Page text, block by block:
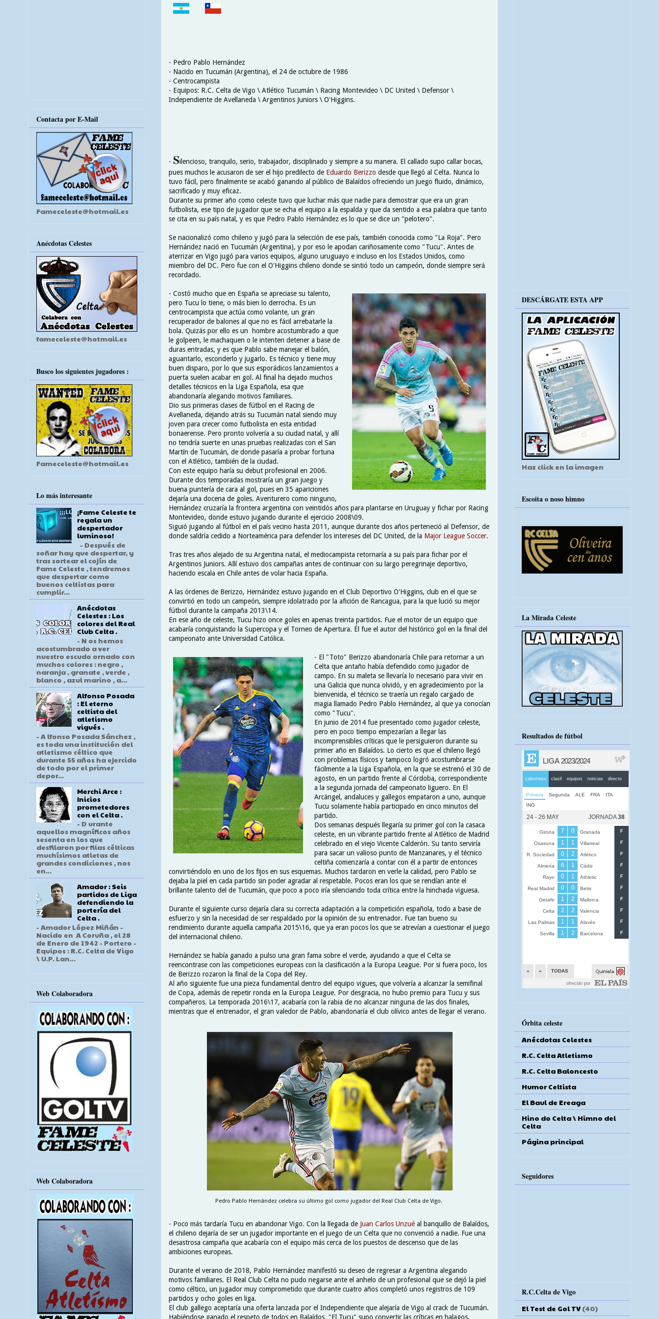
- Pedro Pablo Hernández
- Nacido en Tucumán (Argentina), el 24 de octubre de 1986
- Centrocampista
- Equipos: R.C. Celta de Vigo \ Atlético Tucumán \ Racing Montevideo \ DC United \ Defensor \
Independiente de Avellaneda \ Argentinos Juniors \ O'Higgins.
- Silencioso, tranquilo, serio, trabajador, disciplinado y siempre a su manera. El callado supo callar bocas,
pues muchos le acusaron de ser el hijo predilecto de Eduardo Berizzo desde que llegó al Celta. Nunca lo
tuvo fácil, pero finalmente se acabó ganando al público de Balaídos ofreciendo un juego fluido, dinámico,
sacrificado y muy eficaz.
Durante su primer año como celeste tuvo que luchar más que nadie para demostrar que era un gran
futbolista, ese tipo de jugador que se echa el equipo a la espalda y que da sentido a esa palabra que tanto
se cita en su país natal, y es que Pedro Pablo Hernández es lo que se dice un "pelotero".
Se nacionalizó como chileno y jugó para la selección de ese país, también conocida como "La Roja". Pero
Hernández nació en Tucumán (Argentina), y por eso le apodan cariñosamente como "Tucu". Antes de
aterrizar en Vigo jugó para varios equipos, alguno uruguayo e incluso en los Estados Unidos, como
miembro del DC. Pero fue con el O'Higgins chileno donde se sintió todo un campeón, donde siempre será
recordado.
- Costó mucho que en España se apreciase su talento,
pero Tucu lo tiene, o más bien lo derrocha. Es un
centrocampista que actúa como volante, un gran
recuperador de balones al que no es fácil arrebatarle la
bola. Quizás por ello es un hombre acostumbrado a que
le golpeen, le machaquen o le intenten detener a base de
duras entradas, y es que Pablo sabe manejar el balón,
aguantarlo, esconderlo y jugarlo. Es técnico y tiene muy
buen disparo, por lo que sus esporádicos lanzamientos a
puerta suelen acabar en gol. Al final ha dejado muchos
detalles técnicos en la Liga Española, esa que
abandonaría alegando motivos familiares.
Dio sus primeras clases de fútbol en el Racing de
Avellaneda, dejando atrás su Tucumán natal siendo muy
joven para crecer como futbolista en esta entidad
bonaerense. Pero pronto volvería a su ciudad natal, y allí
no tendría suerte en unas pruebas realizadas con el San
Martín de Tucumán, de donde pasaría a probar fortuna
con el Atlético, también de la ciudad.
Con este equipo haría su debut profesional en 2006.
Durante dos temporadas mostraría un gran juego y
buena puntería de cara al gol, pues en 35 apariciones
dejaría una docena de goles. Aventurero como ninguno,
Hernández cruzaría la frontera argentina con veintidós años para plantarse en Uruguay y fichar por Racing
Montevideo, donde estuvo jugando durante el ejercicio 2008\09.
Siguió jugando al fútbol en el país vecino hasta 2011, aunque durante dos años perteneció al Defensor, de
donde saldría cedido a Norteamérica para defender los intereses del DC United, de la Major League Soccer.
Tras tres años alejado de su Argentina natal, el mediocampista retornaría a su país para fichar por el
Argentinos Juniors. Allí estuvo dos campañas antes de continuar con su largo peregrinaje deportivo,
haciendo escala en Chile antes de volar hacia España.
A las órdenes de Berizzo, Hernández estuvo jugando en el Club Deportivo O'Higgins, club en el que se
convirtió en todo un campeón, siempre idolatrado por la afición de Rancagua, para la que lució su mejor
fútbol durante la campaña 2013\14.
En ese año de celeste, Tucu hizo once goles en apenas treinta partidos. Fue el motor de un equipo que
acabaría conquistando la Supercopa y el Torneo de Apertura. Él fue el autor del histórico gol en la final del
campeonato ante Universidad Católica.
- El "Toto" Berizzo abandonaría Chile para retornar a un
Celta que antaño había defendido como jugador de
campo. En su maleta se llevaría lo necesario para vivir en
una Galicia que nunca olvidó, y en agradecimiento por la
bienvenida, el técnico se traería un regalo cargado de
magia llamado Pedro Pablo Hernández, al que ya conocían
como "Tucu".
En junio de 2014 fue presentado como jugador celeste,
pero en poco tiempo empezarían a llegar las
incomprensibles críticas que le persiguieron durante su
primer año en Balaídos. Lo cierto es que el chileno llegó
con problemas físicos y tampoco logró acostumbrarse
fácilmente a la Liga Española, en la que se estrenó el 30 de
agosto, en un partido frente al Córdoba, correspondiente
a la segunda jornada del campeonato liguero. En El
Arcángel, andaluces y gallegos empataron a uno, aunque
Tucu solamente había participado en cinco minutos del
partido.
Dos semanas después llegaría su primer gol con la casaca
celeste, en un vibrante partido frente al Atlético de Madrid
celebrado en el viejo Vicente Calderón. Su tanto serviría
para sacar un valioso punto de Manzanares, y el técnico
celtiña comenzaría a contar con él a partir de entonces
convirtiéndolo en uno de los fijos en sus esquemas. Muchos tardaron en verle la calidad, pero Pablo se
dejaba la piel en cada partido sin poder agradar al respetable. Pocos eran los que se rendían ante el
brillante talento del de Tucumán, que poco a poco iría silenciando toda crítica entre la hinchada viguesa.
Durante el siguiente curso dejaría clara su correcta adaptación a la competición española, todo a base de
esfuerzo y sin la necesidad de ser respaldado por la opinión de su entrenador. Fue tan bueno su
rendimiento durante aquella campaña 2015\16, que ya eran pocos los que se atrevían a cuestionar el juego
del internacional chileno.
Hernández se había ganado a pulso una gran fama sobre el verde, ayudando a que el Celta se
reencontrase con las competiciones europeas con la clasificación a la Europa League. Por si fuera poco, los
de Berizzo rozaron la final de la Copa del Rey.
Al año siguiente fue una pieza fundamental dentro del equipo vigues, que volvería a alcanzar la semifinal
de Copa, además de repetir ronda en la Europa League. Por desgracia, no hubo premio para Tucu y sus
compañeros. La temporada 2016\17, acabaría con la rabia de no alcanzar ninguna de las dos finales,
mientras que el entrenador, el gran valedor de Pablo, abandonaría el club olívico antes de llegar el verano.
Pedro Pablo Hernández celebra su último gol como jugador del Real Club Celta de Vigo.
- Poco más tardaría Tucu en abandonar Vigo. Con la llegada de Juan Carlos Unzué al banquillo de Balaídos,
el chileno dejaría de ser un jugador importante en el juego de un Celta que no convenció a nadie. Fue una
desastrosa campaña que acabaría con el equipo más cerca de los puestos de descenso que de las
ambiciones europeas.
Durante el verano de 2018, Pablo Hernández manifestó su deseo de regresar a Argentina alegando
motivos familiares. El Real Club Celta no pudo negarse ante el anhelo de un profesional que se dejó la piel
como céltico, un jugador muy comprometido que durante cuatro años completó unos registros de 109
partidos y ocho goles en liga.
El club gallego aceptaría una oferta lanzada por el Independiente que alejaría de Vigo al crack de Tucumán.
Habiéndose ganado el respeto de todos en Balaídos, "El Tucu" supo convertir las críticas en halagos.
Contacta por E-Mail
Fameceleste@hotmail.es
Anécdotas Celestes
fameceleste@hotmail.es
Busco los siguientes jugadores :
Fameceleste@hotmail.es
Lo más interesante
¡Fame Celeste te
regala un
despertador
luminoso!
- Después de
soñar hay que despertar, y
tras sortear el cojín de
Fame Celeste , tendremos
que despertar como
buenos celtistas para
cumplir...
Anécdotas
Celestes : Los
colores del Real
Club Celta .
- N os hemos
acostumbrado a ver
nuestro escudo ornado con
muchos colores : negro ,
naranja , granate , verde ,
blanco , azul marino , a...
Alfonso Posada
: El eterno
celtista del
atletismo
vigués .
- A lfonso Posada Sánchez ,
es toda una institución del
atletismo céltico que
durante 55 años ha ejercido
de todo por el primer
depor...
Merchi Arce :
Inicios
prometedores
con el Celta .
- D urante
aquellos magníficos años
sesenta en los que
desfilaron por filas célticas
muchísimos atletas de
grandes condiciones , nos
en...
Amador : Seis
partidos de Liga
defendiendo la
portería del
Celta .
- Amador López Miñán -
Nacido en A Coruña , el 28
de Enero de 1942 - Portero -
Equipos : R.C. Celta de Vigo
\ U.P. Lan...
Web Colaboradora
Web Colaboradora
DESCÁRGATE ESTA APP
Haz click en la imagen
Escoita o noso himno
La Mirada Celeste
Resultados de fútbol
Órbita celeste
Anécdotas Celestes
R.C. Celta Atletismo
R.C. Celta Baloncesto
Humor Celtista
El Baul de Ereaga
Hino do Celta \ Himno del
Celta
Página principal
Seguidores
R.C.Celta de Vigo
El Test de Gol TV (40)